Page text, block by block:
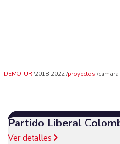
DEMO-UR 2018-2022 proyectos camara
Partido Liberal
Ver detalles